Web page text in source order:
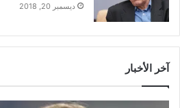
ديسمبر 20, 2018
آخر الأخبار